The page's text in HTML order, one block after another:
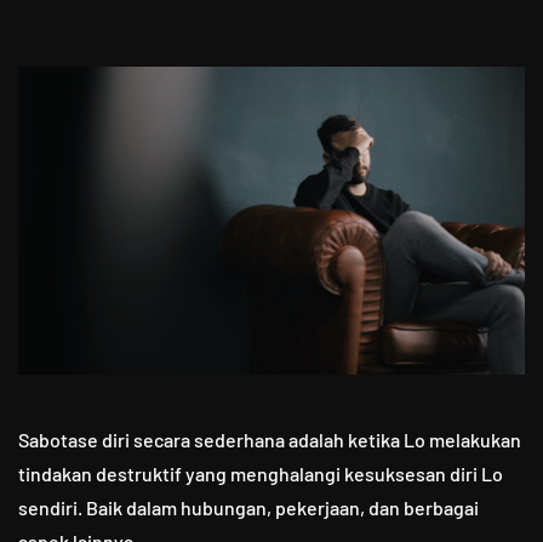
Sabotase diri secara sederhana adalah ketika Lo melakukan
tindakan destruktif yang menghalangi kesuksesan diri Lo
sendiri. Baik dalam hubungan, pekerjaan, dan berbagai